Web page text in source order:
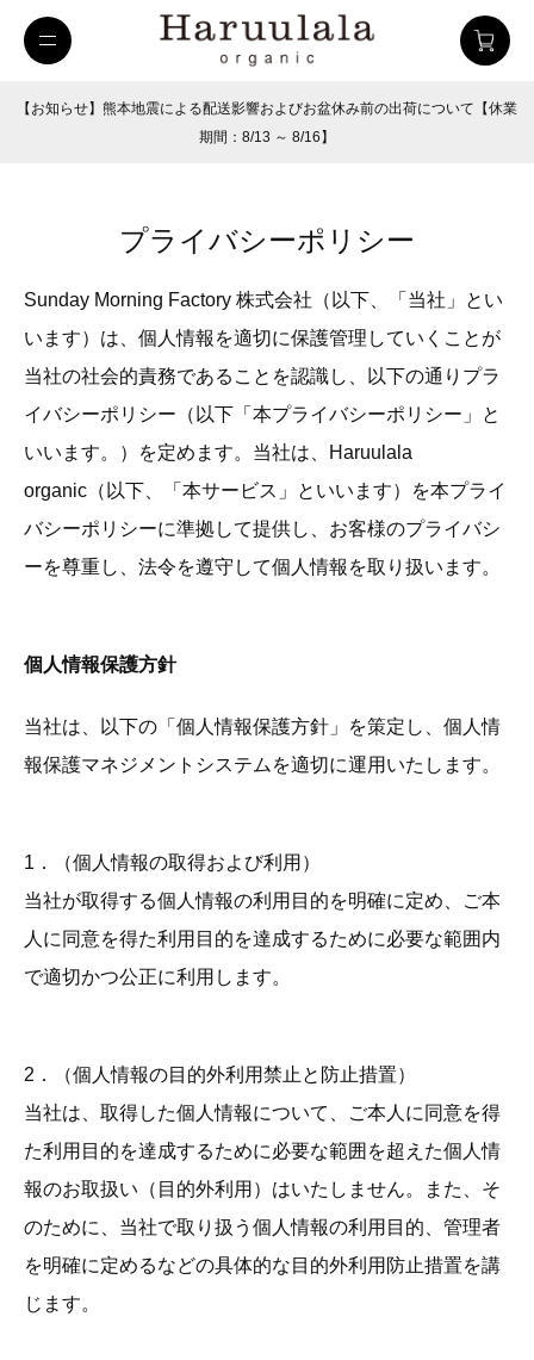
ツイルハーフパンツ 26SUMMER
【お知らせ】熊本地震による配送影響およびお盆休み前の出荷について【休業
期間：8/13 ～ 8/16】
プライバシーポリシー
Sunday Morning Factory 株式会社（以下、「当社」とい
います）は、個人情報を適切に保護管理していくことが
当社の社会的責務であることを認識し、以下の通りプラ
イバシーポリシー（以下「本プライバシーポリシー」と
いいます。）を定めます。当社は、Haruulala
organic（以下、「本サービス」といいます）を本プライ
バシーポリシーに準拠して提供し、お客様のプライバシ
ーを尊重し、法令を遵守して個人情報を取り扱います。
個人情報保護方針
当社は、以下の「個人情報保護方針」を策定し、個人情
報保護マネジメントシステムを適切に運用いたします。
1．（個人情報の取得および利用）
当社が取得する個人情報の利用目的を明確に定め、ご本
人に同意を得た利用目的を達成するために必要な範囲内
で適切かつ公正に利用します。
2．（個人情報の目的外利用禁止と防止措置）
当社は、取得した個人情報について、ご本人に同意を得
た利用目的を達成するために必要な範囲を超えた個人情
報のお取扱い（目的外利用）はいたしません。また、そ
のために、当社で取り扱う個人情報の利用目的、管理者
を明確に定めるなどの具体的な目的外利用防止措置を講
じます。